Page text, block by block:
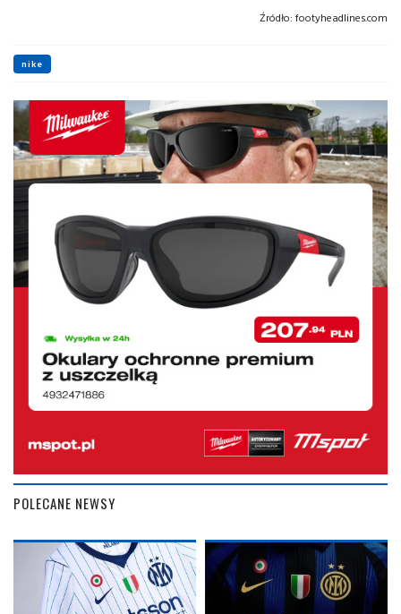
Źródło: footyheadlines.com
nike
POLECANE NEWSY